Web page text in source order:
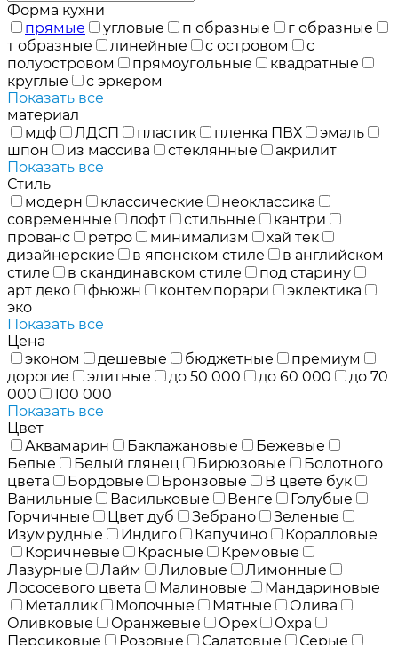
Форма кухни
прямые
угловые п образные
г образные
т образные
линейные с островом
с
полуостровом
прямоугольные
квадратные
круглые
с эркером
Показать все
материал
мдф
ЛДСП пластик пленка ПВХ
эмаль
шпон
из массива стеклянные
акрилит
Показать все
Стиль
модерн
классические
неоклассика
современные
лофт стильные
кантри
прованс
ретро минимализм
хай тек
дизайнерские
в японском стиле
в английском
стиле
в скандинавском стиле
под старину
арт деко
фьюжн контемпорари
эклектика
эко
Показать все
Цена
эконом
дешевые бюджетные
премиум
дорогие
элитные до 50 000 до 60 000
до 70
000
100 000
Показать все
Цвет
Аквамарин
Баклажановые
Бежевые
Белые
Белый глянец Бирюзовые
Болотного
цвета
Бордовые Бронзовые
В цвете бук
Ванильные
Васильковые Венге
Голубые
Горчичные
Цвет дуб Зебрано
Зеленые
Изумрудные
Индиго Капучино
Коралловые
Коричневые
Красные
Кремовые
Лазурные
Лайм Лиловые
Лимонные
Лососевого цвета
Малиновые
Мандариновые
Металлик
Молочные Мятные
Олива
Оливковые
Оранжевые Орех
Охра
Персиковые
Розовые Салатовые
Серые